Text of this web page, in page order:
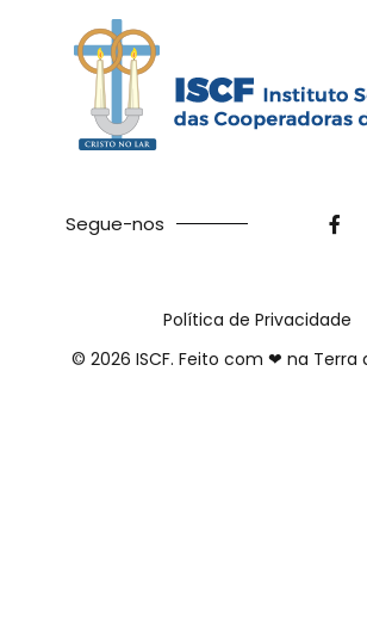
Segue-nos
Política de Privacidade
© 2026 ISCF. Feito com ❤ na Terra